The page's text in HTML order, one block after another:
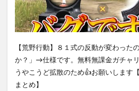
【荒野行動】８１式の反動が変わった
か？」→仕様です。無料無課金ガチャ
うやこうど拡散のため👍お願いします
まとめ】